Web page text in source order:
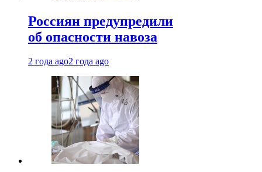
Россиян предупредили
об опасности навоза
2 года ago2 года ago